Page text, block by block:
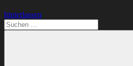
hinterlassen
Suchen
nach: